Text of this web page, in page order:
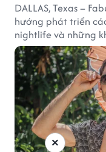
DALLAS, Texas –
hướng phát triển
nightlife và những
hiện bản thân.
quạt cầm tay trở
thành công ban
rộng mức độ hiện
×